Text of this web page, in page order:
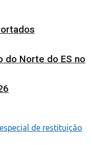
do Norte do ES no